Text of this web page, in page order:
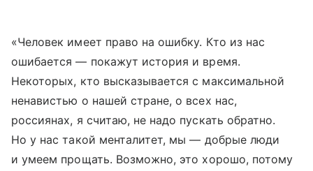
«Человек имеет право на ошибку. Кто из нас
ошибается — покажут история и время.
Некоторых, кто высказывается с максимальной
ненавистью о нашей стране, о всех нас,
россиянах, я считаю, не надо пускать обратно.
Но у нас такой менталитет, мы — добрые люди
и умеем прощать. Возможно, это хорошо, потому